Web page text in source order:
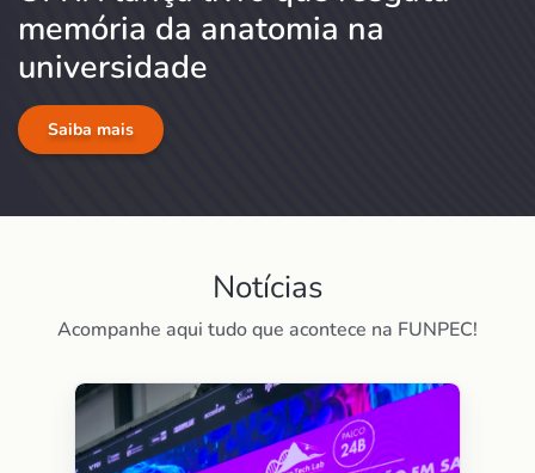
memória da anatomia na
universidade
Saiba mais
Notícias
Acompanhe aqui tudo que acontece na FUNPEC!